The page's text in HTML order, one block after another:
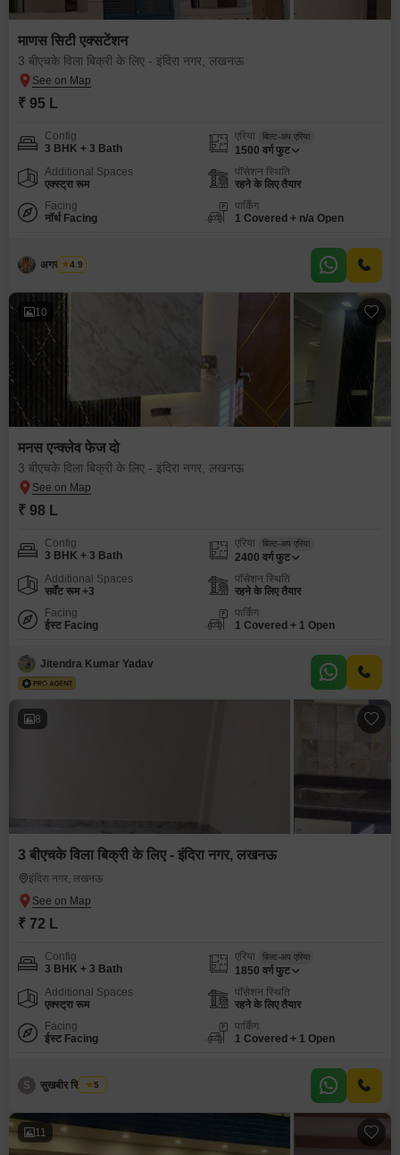
माणस सिटी एक्सटेंशन
3 बीएचके विला बिक्री के लिए - इंदिरा नगर, लखनऊ
₹ 95 L
Config
3 BHK + 3 Bath
एरिया बिल्ट-अप एरिया
1500 वर्ग फुट
Additional Spaces
एक्स्ट्रा रूम
पॉसेशन स्थिति
रहने के लिए तैयार
Facing
नॉर्थ Facing
पार्किंग
1 Covered + n/a Open
अगस्त्य सिंघ
4.9
10
मनस एन्क्लेव फेज दो
3 बीएचके विला बिक्री के लिए - इंदिरा नगर, लखनऊ
₹ 98 L
Config
3 BHK + 3 Bath
एरिया बिल्ट-अप एरिया
2400 वर्ग फुट
Additional Spaces
सर्वेंट रूम +3
पॉसेशन स्थिति
रहने के लिए तैयार
Facing
ईस्ट Facing
पार्किंग
1 Covered + 1 Open
Jitendra Kumar Yadav
8
3 बीएचके विला बिक्री के लिए - इंदिरा नगर, लखनऊ
इंदिरा नगर, लखनऊ
₹ 72 L
Config
3 BHK + 3 Bath
एरिया बिल्ट-अप एरिया
1850 वर्ग फुट
Additional Spaces
एक्स्ट्रा रूम
पॉसेशन स्थिति
रहने के लिए तैयार
Facing
ईस्ट Facing
पार्किंग
1 Covered + 1 Open
S सुखबीर सिंह टोमर
5
11